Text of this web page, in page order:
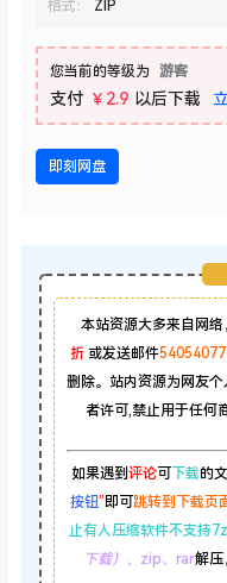
格式： ZIP
您当前的等级为 游客
支付 ￥2.9 以后下载
即刻网盘
本站资源大多来自网
折 或发送邮件
删除。站内资源为网友
者许可,禁止用于任何
如果遇到 评论可下载的
按钮” 即可跳转到下载页
止有人压缩软件不支持
下载） ，zip、rar解压